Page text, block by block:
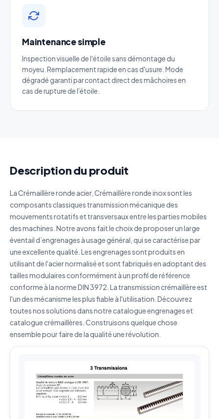
Maintenance simple
Inspection visuelle de l'étoile sans démontage du
moyeu. Remplacement rapide en cas d'usure. Mode
dégradé garanti par contact direct des mâchoires en
cas de rupture de l'étoile.
Description du produit
La Crémaillère ronde acier, Crémaillère ronde inox sont les
composants classiques transmission mécanique des
mouvements rotatifs et transversaux entre les parties mobiles
des machines. Notre avons fait le choix de proposer un large
éventail d’engrenages à usage général, qui se caractérise par
une excellente qualité. Les engrenages sont produits en
utilisant de l'acier normalisé et sont fabriqués en adoptant des
tailles modulaires conformément à un profil de référence
conforme à la norme DIN 3972. La transmission crémaillère est
l'un des mécanisme les plus fiable à l'utilisation. Découvrez
toutes nos solutions dans notre catalogue engrenages et
catalogue crémaillères. Construisons quelque chose
ensemble pour faire de la qualité une révolution.
Email
Catégorie
Décrivez votre besoin
J'accepte que mes données soient utilisées pour traiter
ma demande.Politique de confidentialité
Envoyer ma demande de devis
Vos données sont protégées et ne seront jamais
partagées